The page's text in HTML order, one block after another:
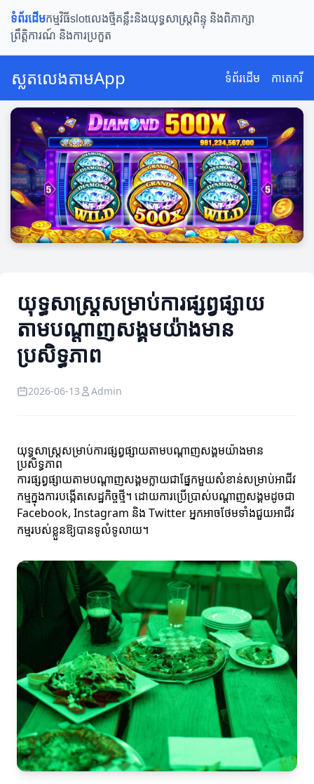
ទំព័រដើមកម្មវិធីslotលេងថ្មីគន្លឹះនិងយុទ្ធសាស្ត្រពិន្ទុ និងពិភាក្សា
ព្រឹត្តិការណ៍ និងការប្រកួត
ស្លតលេងតាមApp ទំព័រដើម កាតេករី
យុទ្ធសាស្ត្រសម្រាប់ការផ្សព្វផ្សាយ
តាមបណ្តាញសង្គមយ៉ាងមាន
ប្រសិទ្ធភាព
2026-06-13 Admin
យុទ្ធសាស្ត្រសម្រាប់ការផ្សព្វផ្សាយតាមបណ្តាញសង្គមយ៉ាងមាន
ប្រសិទ្ធភាព
ការផ្សព្វផ្សាយតាមបណ្តាញសង្គមក្លាយជាផ្នែកមួយសំខាន់សម្រាប់អាជីវ
កម្មក្នុងការបង្កើតសេដ្ឋកិច្ចថ្មី។ ដោយការប្រើប្រាស់បណ្តាញសង្គមដូចជា
Facebook, Instagram និង Twitter អ្នកអាចថែមទាំងជួយអាជីវ
កម្មរបស់ខ្លួនឱ្យបានទូលំទូលាយ។